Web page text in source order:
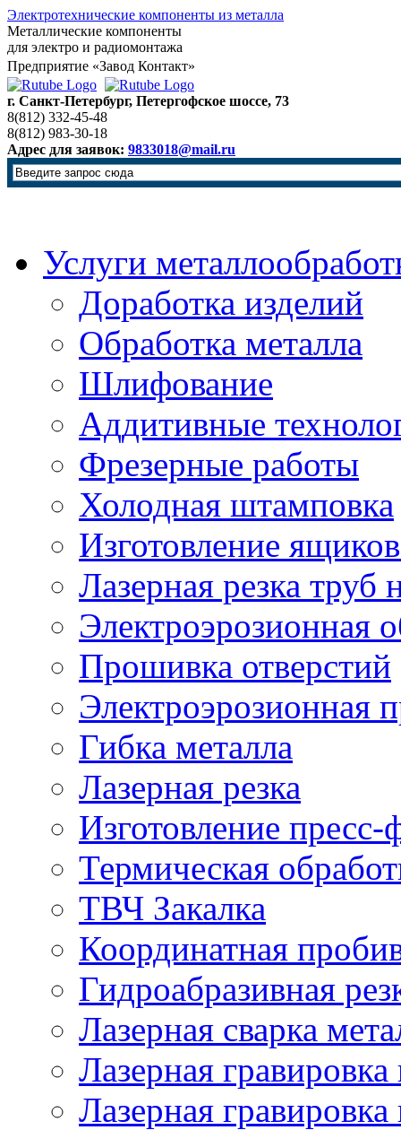
Электротехнические компоненты из металла
Металлические компоненты
для электро и радиомонтажа
Предприятие «Завод Контакт»
г. Санкт-Петербург, Петергофское шоссе, 73
8(812) 332-45-48
8(812) 983-30-18
Адрес для заявок: 9833018@mail.ru
Услуги
Доработка изделий
Обработка металла
Шлифование
Аддитивные
Фрезерные работы
Холодная штамповка
Изготовление
Лазерная резка труб
Электроэрозионная
Прошивка отверстий
Электроэрозионная
Гибка металла
Лазерная резка
Изготовление
Термическая
ТВЧ Закалка
Координатная
Гидроабразивная
Лазерная сварка
Лазерная гравировка
Лазерная